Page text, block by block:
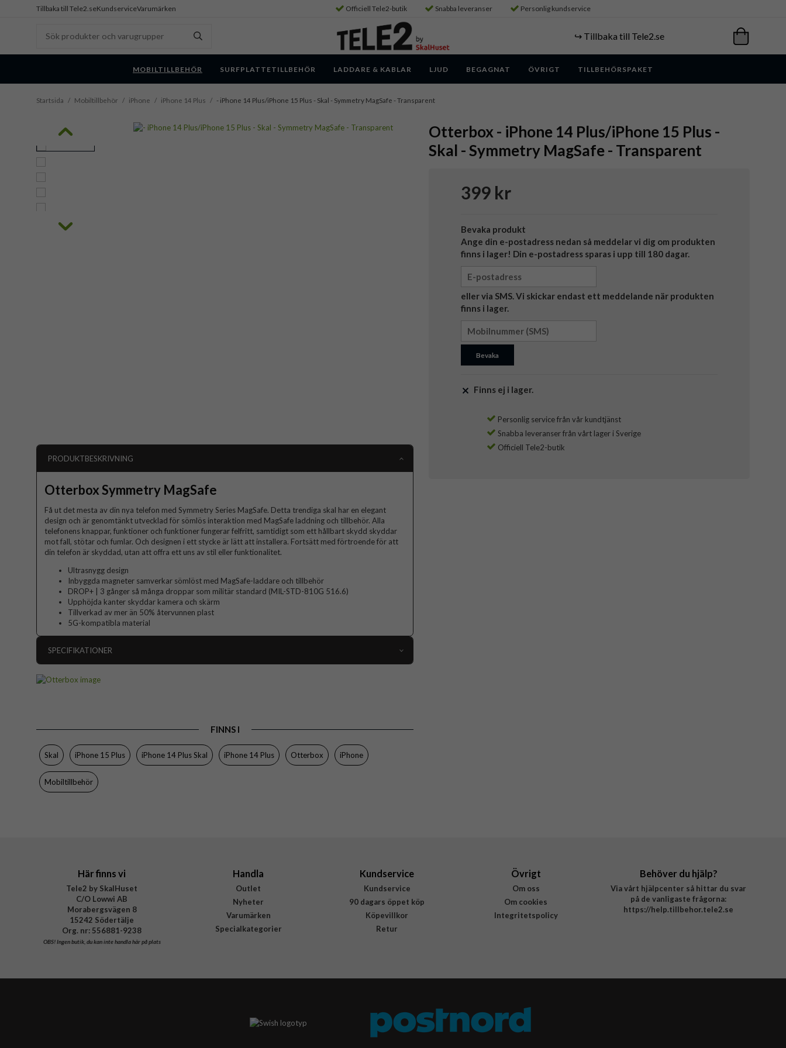
Tillbaka till Tele2.seKundserviceVarumärken Officiell Tele2-butik Snabba leveranser Personlig kundservice
↪️ Tillbaka till Tele2.se
MOBILTILLBEHÖR SURFPLATTETILLBEHÖR LADDARE & KABLAR LJUD BEGAGNAT ÖVRIGT TILLBEHÖRSPAKET
Startsida / Mobiltillbehör / iPhone / iPhone 14 Plus / - iPhone 14 Plus/iPhone 15 Plus - Skal - Symmetry MagSafe - Transparent
Otterbox - iPhone 14 Plus/iPhone 15 Plus -
Skal - Symmetry MagSafe - Transparent
399 kr
Bevaka produkt
Ange din e-postadress nedan så meddelar vi dig om produkten
finns i lager! Din e-postadress sparas i upp till 180 dagar.
eller via SMS. Vi skickar endast ett meddelande när produkten
finns i lager.
Bevaka
Finns ej i lager.
Personlig service från vår kundtjänst
Snabba leveranser från vårt lager i Sverige
Officiell Tele2-butik
PRODUKTBESKRIVNING
Otterbox Symmetry MagSafe
Få ut det mesta av din nya telefon med Symmetry Series MagSafe. Detta trendiga skal har en elegant
design och är genomtänkt utvecklad för sömlös interaktion med MagSafe laddning och tillbehör. Alla
telefonens knappar, funktioner och funktioner fungerar felfritt, samtidigt som ett hållbart skydd skyddar
mot fall, stötar och fumlar. Och designen i ett stycke är lätt att installera. Fortsätt med förtroende för att
din telefon är skyddad, utan att offra ett uns av stil eller funktionalitet.
Ultrasnygg design
Inbyggda magneter samverkar sömlöst med MagSafe-laddare och tillbehör
DROP+ | 3 gånger så många droppar som militär standard (MIL-STD-810G 516.6)
Upphöjda kanter skyddar kamera och skärm
Tillverkad av mer än 50% återvunnen plast
5G-kompatibla material
SPECIFIKATIONER
Egenskaper
MagSafe-kompatibel
Färg
Genomskinlig
Material
Gummi, Hårdplast (PC)
Varumärke
FINNS I
Skal iPhone 15 Plus iPhone 14 Plus Skal iPhone 14 Plus Otterbox iPhone
Mobiltillbehör
Här finns vi
Tele2 by SkalHuset
C/O Lowwi AB
Morabergsvägen 8
15242 Södertälje
Org. nr: 556881-9238
OBS!Ingen butik, du kan inte handla här på plats
Handla
Outlet
Nyheter
Varumärken
Specialkategorier
Kundservice
Kundservice
90 dagars öppet köp
Köpevillkor
Retur
Övrigt
Om oss
Om cookies
Integritetspolicy
Behöver du hjälp?
Via vårt hjälpcenter så hittar du svar
på de vanligaste frågorna:
https://help.tillbehor.tele2.se